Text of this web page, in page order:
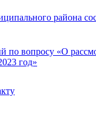
района
вопросу «О
год»